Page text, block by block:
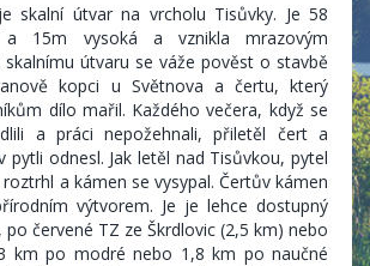
skalní útvar na vrcholu Tisůvky. Je 58
15m vysoká a vznikla mrazovým
skalnímu útvaru se váže pověst o stavbě
kopci u Světnova a čertu, který
dílo mařil. Každého večera, když se
a práci nepožehnali, přiletěl čert a
pytli odnesl. Jak letěl nad Tisůvkou, pytel
a kámen se vysypal. Čertův kámen
výtvorem. Je je lehce dostupný
červené TZ ze Škrdlovic (2,5 km) nebo
km po modré nebo 1,8 km po naučné